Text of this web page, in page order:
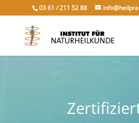
03 61 / 211 52 88